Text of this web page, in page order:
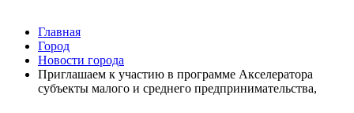
Главная
Город
Новости города
Приглашаем к участию в программе Акселератора
субъекты малого и среднего предпринимательства,